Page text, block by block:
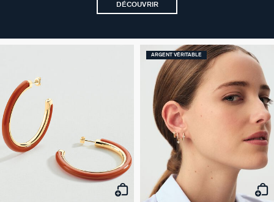
DÉCOUVRIR
ARGENT VÉRITABLE